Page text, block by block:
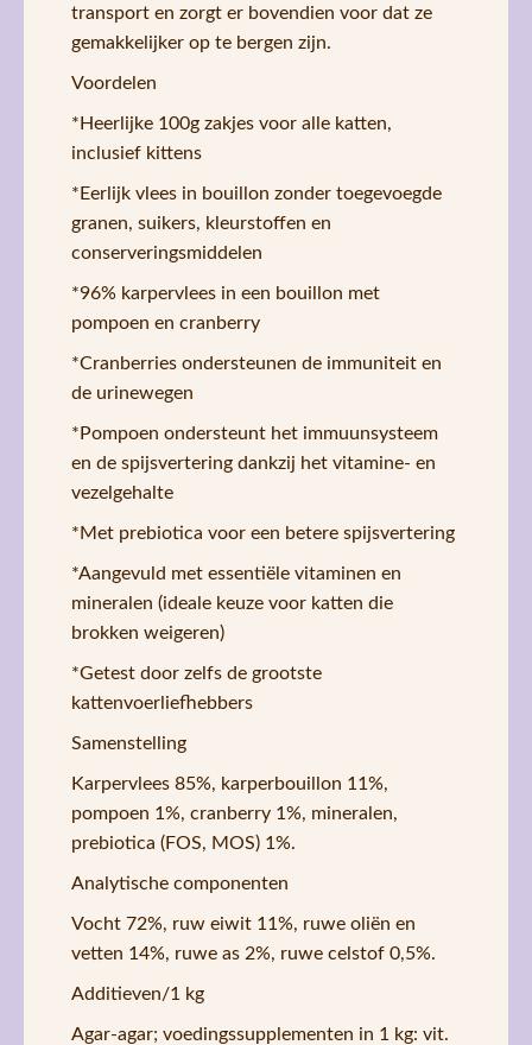
transport en zorgt er bovendien voor dat ze
gemakkelijker op te bergen zijn.
Voordelen
*Heerlijke 100g zakjes voor alle katten,
inclusief kittens
*Eerlijk vlees in bouillon zonder toegevoegde
granen, suikers, kleurstoffen en
conserveringsmiddelen
*96% karpervlees in een bouillon met
pompoen en cranberry
*Cranberries ondersteunen de immuniteit en
de urinewegen
*Pompoen ondersteunt het immuunsysteem
en de spijsvertering dankzij het vitamine- en
vezelgehalte
*Met prebiotica voor een betere spijsvertering
*Aangevuld met essentiële vitaminen en
mineralen (ideale keuze voor katten die
brokken weigeren)
*Getest door zelfs de grootste
kattenvoerliefhebbers
Samenstelling
Karpervlees 85%, karperbouillon 11%,
pompoen 1%, cranberry 1%, mineralen,
prebiotica (FOS, MOS) 1%.
Analytische componenten
Vocht 72%, ruw eiwit 11%, ruwe oliën en
vetten 14%, ruwe as 2%, ruwe celstof 0,5%.
Additieven/1 kg
Agar-agar; voedingssupplementen in 1 kg: vit.